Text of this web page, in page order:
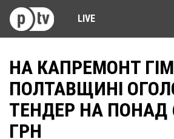
LIVE
НА КАПРЕМОНТ
ПОЛТАВЩИНІ
ТЕНДЕР НА ПОНАД
ГРН